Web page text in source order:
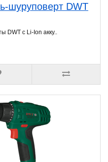
шуруповерт DWT
DWT с Li-Ion акку..